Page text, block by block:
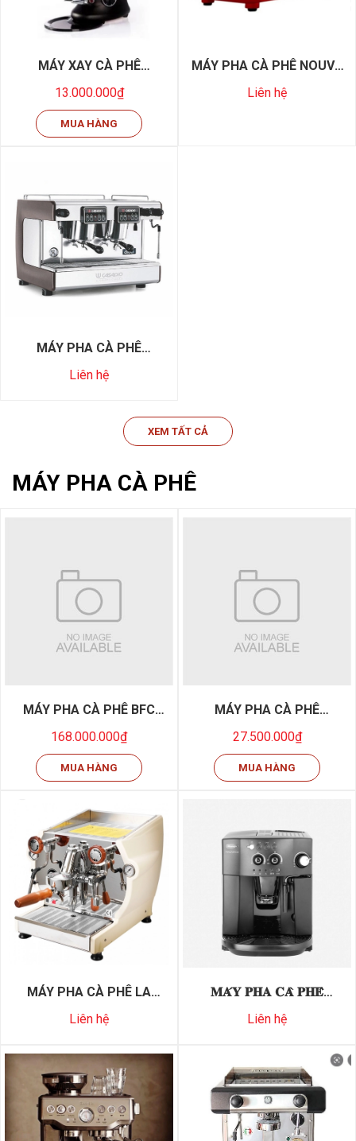
MÁY XAY CÀ PHÊ
600 - NEW 99%
13.000.000₫
MUA HÀNG
MÁY PHA CÀ PHÊ NOUVA
NEW 98%
Liên hệ
MÁY PHA CÀ PHÊ
Liên hệ
XEM TẤT CẢ
MÁY PHA CÀ PHÊ
MÁY PHA CÀ PHÊ BFC
168.000.000₫
MUA HÀNG
MÁY PHA CÀ PHÊ
OTC
27.500.000₫
MUA HÀNG
MÁY PHA CÀ PHÊ LA
WOOD 1 GR
Liên hệ
𝐌𝐀́𝐘 𝐏𝐇𝐀 𝐂𝐀̀ 𝐏𝐇𝐄̂
Liên hệ